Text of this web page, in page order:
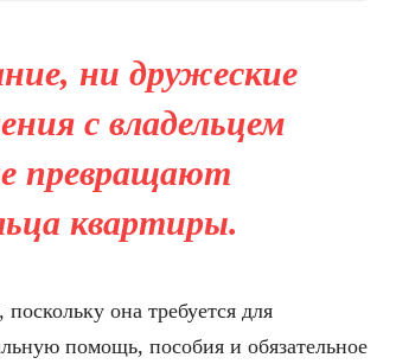
ни дружеские
с владельцем
превращают
квартиры.
она требуется для
помощь, пособия и обязательное